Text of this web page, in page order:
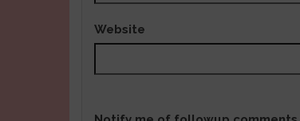
Website